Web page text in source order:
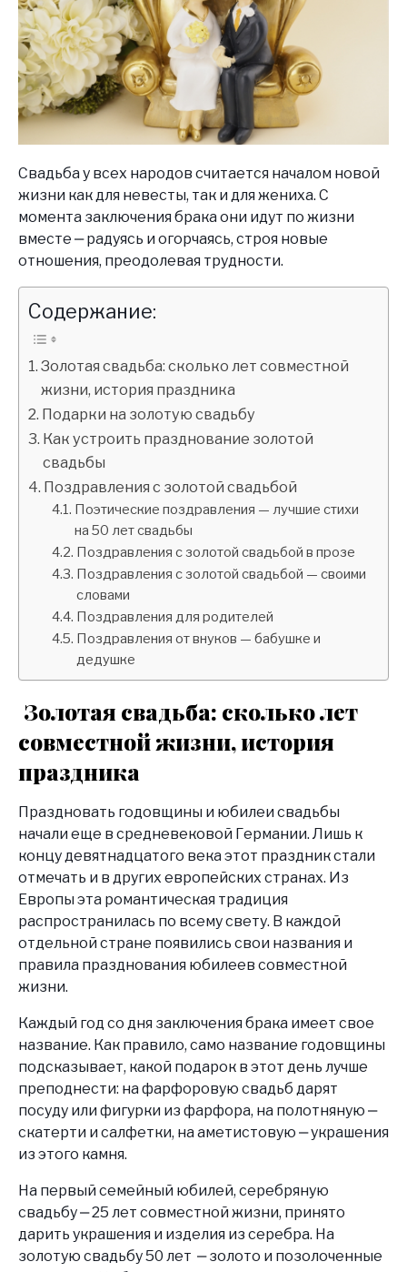
Свадьба у всех народов считается началом новой
жизни как для невесты, так и для жениха. С
момента заключения брака они идут по жизни
вместе ‒ радуясь и огорчаясь, строя новые
отношения, преодолевая трудности.
Содержание:
Золотая свадьба: сколько лет совместной
жизни, история праздника
Подарки на золотую свадьбу
Как устроить празднование золотой
свадьбы
Поздравления с золотой свадьбой
Поэтические поздравления — лучшие стихи
на 50 лет свадьбы
Поздравления с золотой свадьбой в прозе
Поздравления с золотой свадьбой — своими
словами
Поздравления для родителей
Поздравления от внуков — бабушке и
дедушке
Золотая свадьба: сколько лет
совместной жизни, история
праздника
Праздновать годовщины и юбилеи свадьбы
начали еще в средневековой Германии. Лишь к
концу девятнадцатого века этот праздник стали
отмечать и в других европейских странах. Из
Европы эта романтическая традиция
распространилась по всему свету. В каждой
отдельной стране появились свои названия и
правила празднования юбилеев совместной
жизни.
Каждый год со дня заключения брака имеет свое
название. Как правило, само название годовщины
подсказывает, какой подарок в этот день лучше
преподнести: на фарфоровую свадьб дарят
посуду или фигурки из фарфора, на полотняную ‒
скатерти и салфетки, на аметистовую ‒ украшения
из этого камня.
На первый семейный юбилей, серебряную
свадьбу ‒ 25 лет совместной жизни, принято
дарить украшения и изделия из серебра. На
золотую свадьбу 50 лет ‒ золото и позолоченные